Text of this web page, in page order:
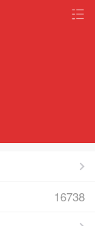
16738